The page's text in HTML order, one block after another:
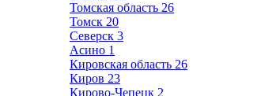
Томская область 26
Томск 20
Северск 3
Асино 1
Кировская область 26
Киров 23
Кирово-Чепецк 2